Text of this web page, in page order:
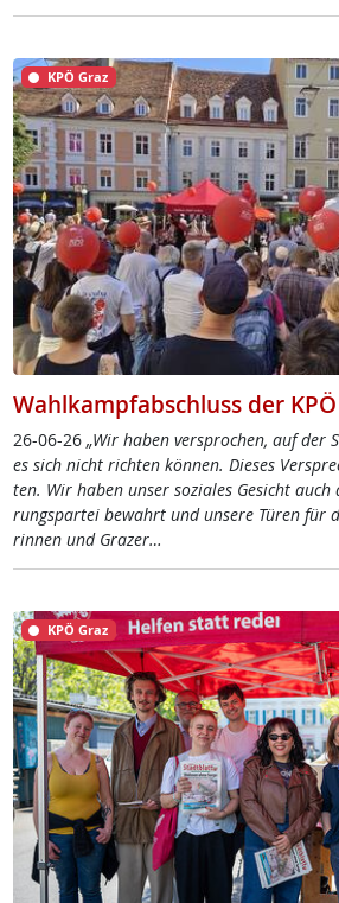
KPÖ Graz
Wahlkampfabschluss der
26-06-26 „Wir ha­ben ver­spro­chen, auf der
es sich nicht rich­ten kön­nen. Die­ses
ten. Wir ha­ben un­ser so­zia­les Ge­sicht
rung­s­par­tei be­wahrt und un­se­re Tü­ren für
rin­nen und Gra­zer…
KPÖ Graz